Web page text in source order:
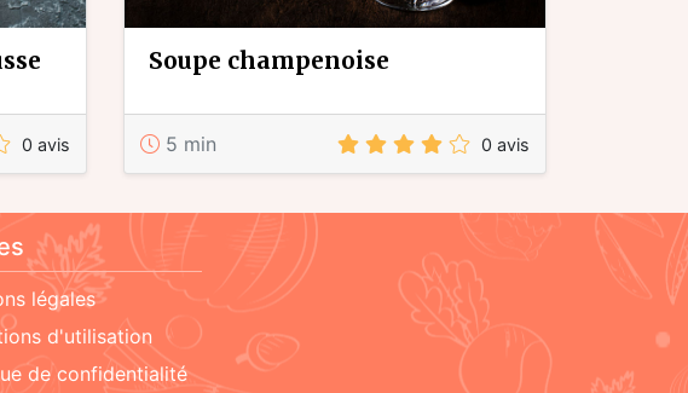
0 avis
soupe champenoise
5 min 0 avis
légales
d'utilisation
de confidentialité